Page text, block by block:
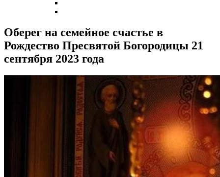
Оберег на семейное счастье в
Рождество Пресвятой Богородицы 21
сентября 2023 года